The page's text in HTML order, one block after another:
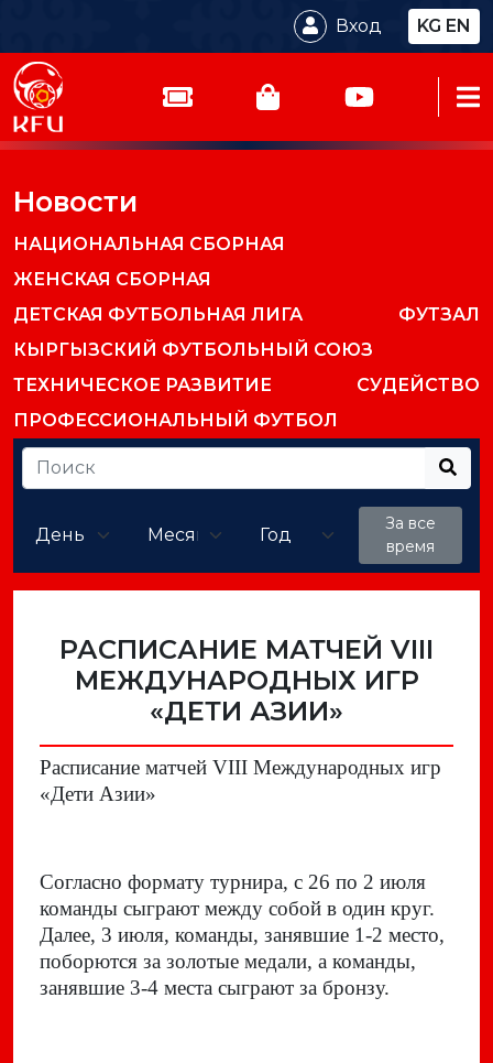
Вход KG EN
Новости
НАЦИОНАЛЬНАЯ СБОРНАЯ
ЖЕНСКАЯ СБОРНАЯ
ДЕТСКАЯ ФУТБОЛЬНАЯ ЛИГА
ФУТЗАЛ
КЫРГЫЗСКИЙ ФУТБОЛЬНЫЙ СОЮЗ
ТЕХНИЧЕСКОЕ РАЗВИТИЕ
СУДЕЙСТВО
ПРОФЕССИОНАЛЬНЫЙ ФУТБОЛ
За все
время
РАСПИСАНИЕ МАТЧЕЙ VIII
МЕЖДУНАРОДНЫХ ИГР
«ДЕТИ АЗИИ»
Расписание матчей VIII Международных игр
«Дети Азии»
Согласно формату турнира, с 26 по 2 июля
команды сыграют между собой в один круг.
Далее, 3 июля, команды, занявшие 1-2 место,
поборются за золотые медали, а команды,
занявшие 3-4 места сыграют за бронзу.